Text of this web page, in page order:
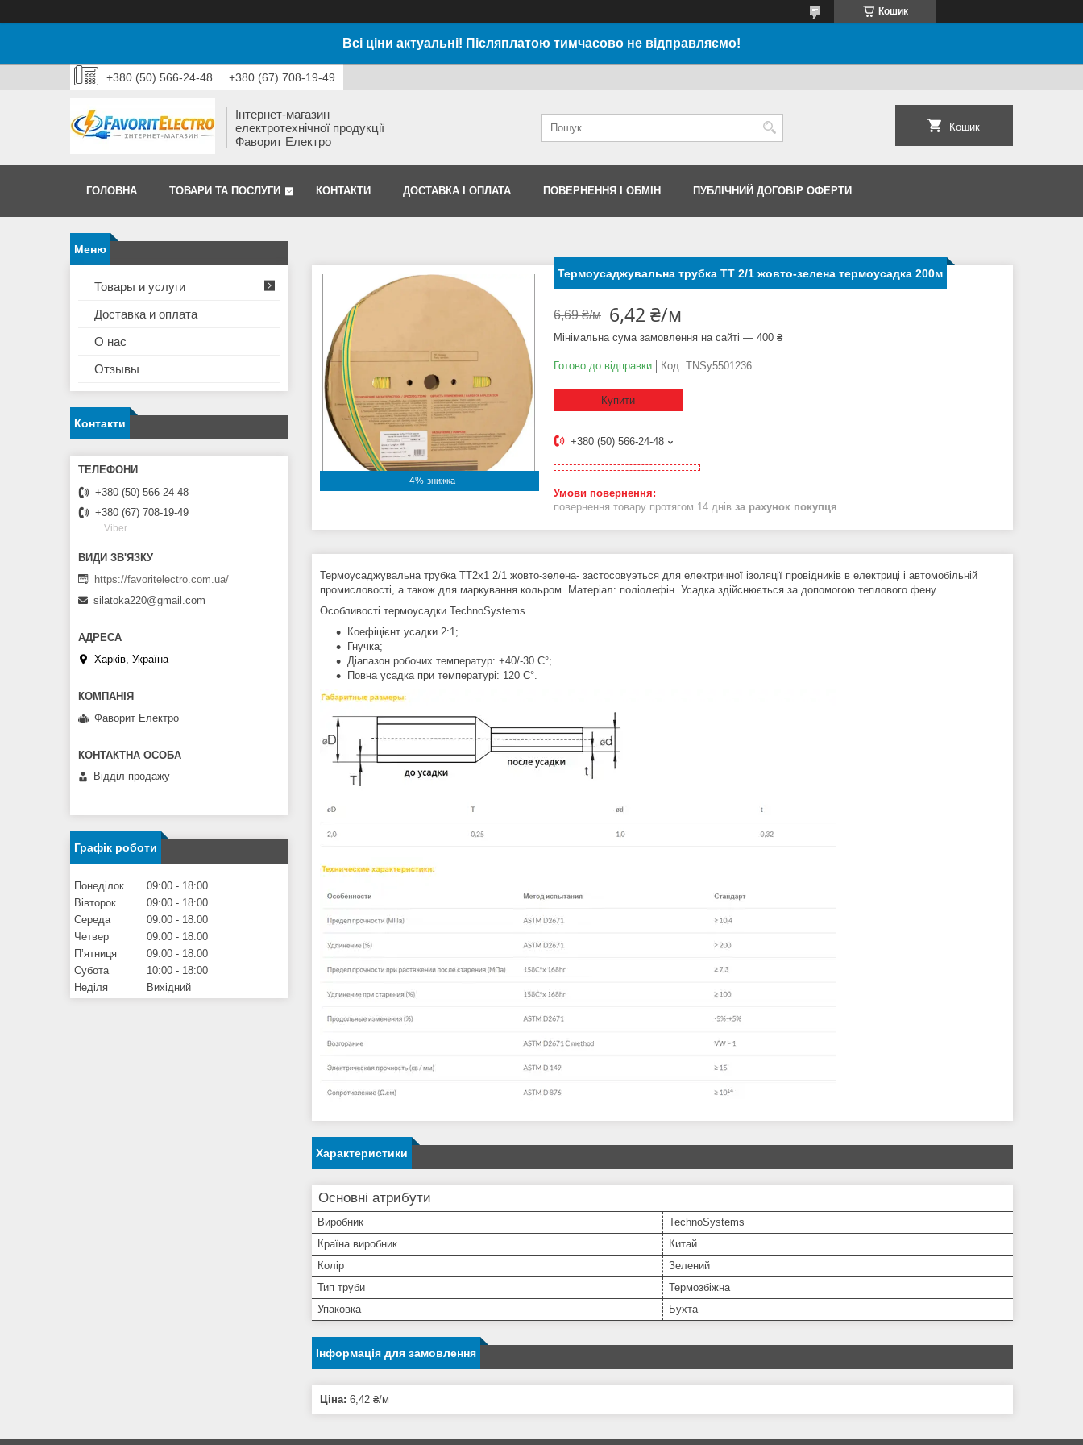
Кошик
Всі ціни актуальні! Післяплатою тимчасово не відправляємо!
+380 (50) 566-24-48 +380 (67) 708-19-49
Інтернет-магазин
електротехнічної продукції
Фаворит Електро
Кошик
ГОЛОВНА ТОВАРИ ТА ПОСЛУГИ КОНТАКТИ ДОСТАВКА І ОПЛАТА ПОВЕРНЕННЯ І ОБМІН ПУБЛІЧНИЙ ДОГОВІР ОФЕРТИ
–4%
Термоусаджувальна трубка ТТ 2/1 жовто-зелена термоусадка 200м
6,69 ₴/м 6,42 ₴/м
Мінімальна сума замовлення на сайті — 400 ₴
Готово до відправки Код: TNSy5501236
Купити
+380 (50) 566-24-48
повернення товару протягом 14 днів за рахунок покупця
Термоусаджувальна трубка ТТ2х1 2/1 жовто-зелена- застосовуэться для електричної ізоляції провідників в електриці і автомобільній
промисловості, а також для маркування кольром. Матеріал: поліолефін. Усадка здійснюється за допомогою теплового фену.
Особливості термоусадки TechnoSystems
Коефіцієнт усадки 2:1;
Гнучка;
Діапазон робочих температур: +40/-30 C°;
Повна усадка при температурі: 120 C°.
Характеристики
Основні атрибути
Виробник
TechnoSystems
Країна виробник
Китай
Колір
Зелений
Тип труби
Термозбіжна
Упаковка
Бухта
Інформація для замовлення
Ціна: 6,42 ₴/м
Товары и услуги
Доставка и оплата
О нас
Отзывы
Контакти
+380 (50) 566-24-48
+380 (67) 708-19-49
Viber
https://favoritelectro.com.ua/
silatoka220@gmail.com
Харків, Україна
Фаворит Електро
Відділ продажу
Графік роботи
Понеділок 09:00
18:00
Вівторок
09:00
18:00
Середа
09:00
18:00
Четвер
09:00
18:00
Пʼятниця
09:00
18:00
Субота
10:00
18:00
Неділя
Вихідний